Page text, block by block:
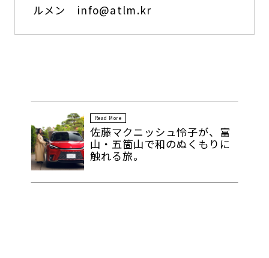
ルメン info@atlm.kr
Read More
佐藤マクニッシュ怜子が、富
山・五箇山で和のぬくもりに
触れる旅。